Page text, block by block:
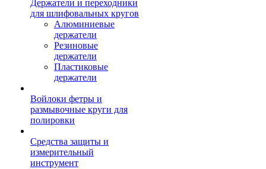
Держатели и переходники
для шлифовальных кругов
Алюминиевые
держатели
Резиновые
держатели
Пластиковые
держатели
Войлоки фетры и
размывочные круги для
полировки
Средства защиты и
измерительный
инструмент